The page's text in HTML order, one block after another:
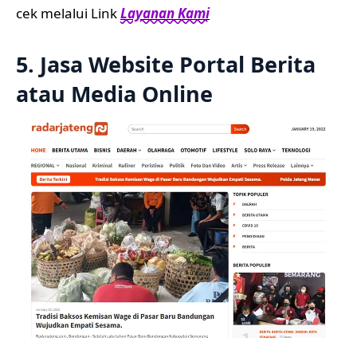
cek melalui LinkLayanan Kami
5. Jasa Website Portal Berita
atau Media Online